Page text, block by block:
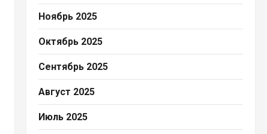
Ноябрь 2025
Октябрь 2025
Сентябрь 2025
Август 2025
Июль 2025